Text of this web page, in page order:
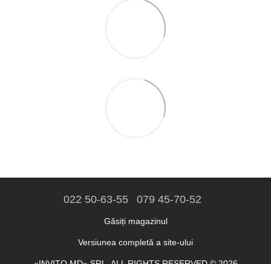
022 50-63-55 079 45-70-52
Găsiți magazinul
Versiunea completă a site-ului